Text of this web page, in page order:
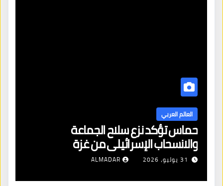
العالم العربي
حماس تؤكد نزع سلاح الجماعة
والانسحاب الإسرائيلي من غزة
31 يوليو، 2026 ALMADAR